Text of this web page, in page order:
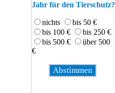
Jahr für den Tierschutz?
nichts
bis 50 €
bis 100 €
bis 250 €
bis 500 €
über 500
€